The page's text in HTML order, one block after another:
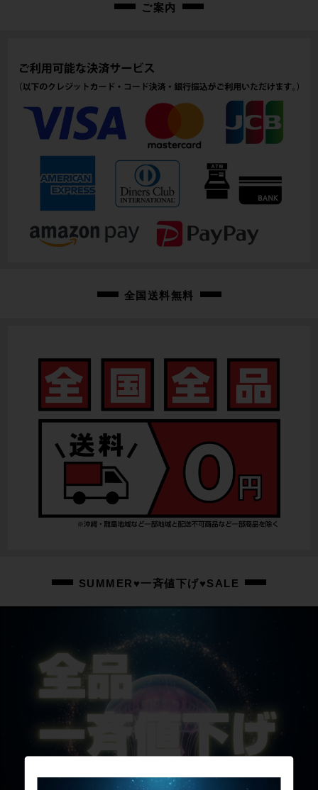
ご案内
全国送料無料
SUMMER♥一斉値下げ♥SALE